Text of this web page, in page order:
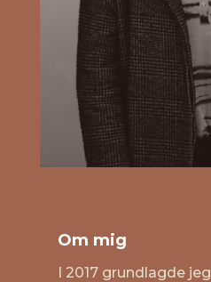
Om mig
I 2017 grundlagde jeg